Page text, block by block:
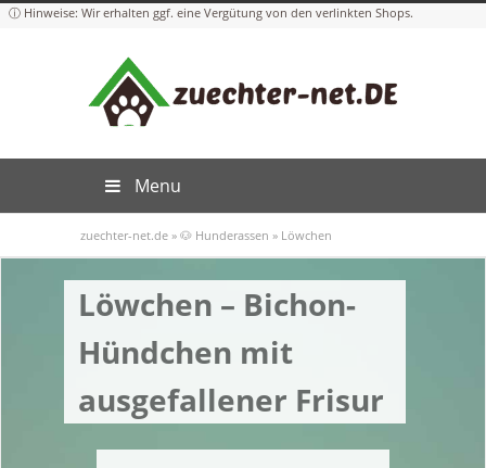
Menu
zuechter-net.de » 🐶 Hunderassen » Löwchen
Löwchen – Bichon-
Hündchen mit
ausgefallener Frisur